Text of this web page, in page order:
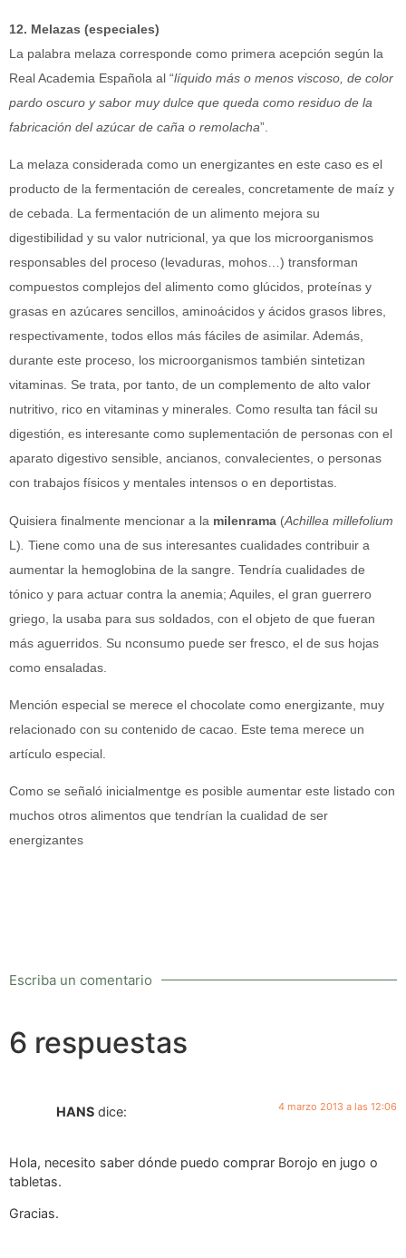
12. Melazas (especiales)
La palabra melaza corresponde como primera acepción según la
Real Academia Española al “líquido más o menos viscoso, de color
pardo oscuro y sabor muy dulce que queda como residuo de la
fabricación del azúcar de caña o remolacha”.
La melaza considerada como un energizantes en este caso es el
producto de la fermentación de cereales, concretamente de maíz y
de cebada. La fermentación de un alimento mejora su
digestibilidad y su valor nutricional, ya que los microorganismos
responsables del proceso (levaduras, mohos…) transforman
compuestos complejos del alimento como glúcidos, proteínas y
grasas en azúcares sencillos, aminoácidos y ácidos grasos libres,
respectivamente, todos ellos más fáciles de asimilar. Además,
durante este proceso, los microorganismos también sintetizan
vitaminas. Se trata, por tanto, de un complemento de alto valor
nutritivo, rico en vitaminas y minerales. Como resulta tan fácil su
digestión, es interesante como suplementación de personas con el
aparato digestivo sensible, ancianos, convalecientes, o personas
con trabajos físicos y mentales intensos o en deportistas.
Quisiera finalmente mencionar a la milenrama (Achillea millefolium
L) Tiene como una de sus interesantes cualidades contribuir a
aumentar la hemoglobina de la sangre. Tendría cualidades de
tónico y para actuar contra la anemia; Aquiles, el gran guerrero
griego, la usaba para sus soldados, con el objeto de que fueran
más aguerridos. Su nconsumo puede ser fresco, el de sus hojas
como ensaladas.
Mención especial se merece el chocolate como energizante, muy
relacionado con su contenido de cacao. Este tema merece un
artículo especial.
Como se señaló inicialmentge es posible aumentar este listado con
muchos otros alimentos que tendrían la cualidad de ser
energizantes
Escriba un comentario
6 respuestas
HANS dice: 4 marzo 2013 a las 12:06
Hola, necesito saber dónde puedo comprar Borojo en jugo o
tabletas.
Gracias.